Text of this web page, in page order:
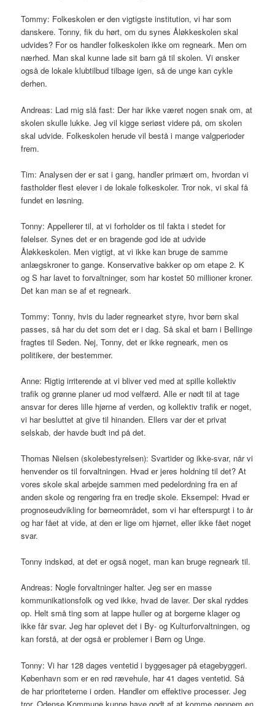
Tommy: Folkeskolen er den vigtigste institution, vi har som
danskere. Tonny, fik du hørt, om du synes Åløkkeskolen skal
udvides? For os handler folkeskolen ikke om regneark. Men om
nærhed. Man skal kunne lade sit barn gå til skolen. Vi ønsker
også de lokale klubtilbud tilbage igen, så de unge kan cykle
derhen.
Andreas: Lad mig slå fast: Der har ikke været nogen snak om, at
skolen skulle lukke. Jeg vil kigge seriøst videre på, om skolen
skal udvide. Folkeskolen herude vil bestå i mange valgperioder
frem.
Tim: Analysen der er sat i gang, handler primært om, hvordan vi
fastholder flest elever i de lokale folkeskoler. Tror nok, vi skal få
fundet en løsning.
Tonny: Appellerer til, at vi forholder os til fakta i stedet for
følelser. Synes det er en bragende god ide at udvide
Åløkkeskolen. Men vigtigt, at vi ikke kan bruge de samme
anlægskroner to gange. Konservative bakker op om etape 2. K
og S har lavet to forvaltninger, som har kostet 50 millioner kroner.
Det kan man se af et regneark.
Tommy: Tonny, hvis du lader regnearket styre, hvor børn skal
passes, så har du det som det er i dag. Så skal et barn i Bellinge
fragtes til Seden. Nej, Tonny, det er ikke regneark, men os
politikere, der bestemmer.
Anne: Rigtig irriterende at vi bliver ved med at spille kollektiv
trafik og grønne planer ud mod velfærd. Alle er nødt til at tage
ansvar for deres lille hjørne af verden, og kollektiv trafik er noget,
vi har besluttet at give til hinanden. Ellers var der et privat
selskab, der havde budt ind på det.
Thomas Nielsen (skolebestyrelsen): Svartider og ikke-svar, når vi
henvender os til forvaltningen. Hvad er jeres holdning til det? At
vores skole skal arbejde sammen med pedelordning fra en af
anden skole og rengøring fra en tredje skole. Eksempel: Hvad er
prognoseudvikling for børneområdet, som vi har efterspurgt i to år
og har fået at vide, at den er lige om hjørnet, eller ikke fået noget
svar.
Tonny indskød, at det er også noget, man kan bruge regneark til.
Andreas: Nogle forvaltninger halter. Jeg ser en masse
kommunikationsfolk og ved ikke, hvad de laver. Der skal ryddes
op. Helt små ting som at lappe huller og at borgerne klager og
ikke får svar. Jeg har oplevet det i By- og Kulturforvaltningen, og
kan forstå, at der også er problemer i Børn og Unge.
Tonny: Vi har 128 dages ventetid i byggesager på etagebyggeri.
København som er en rød rævehule, har 41 dages ventetid. Så
de har prioriteterne i orden. Handler om effektive processer. Jeg
tror, Odense Kommune kunne have godt af at komme gennem en